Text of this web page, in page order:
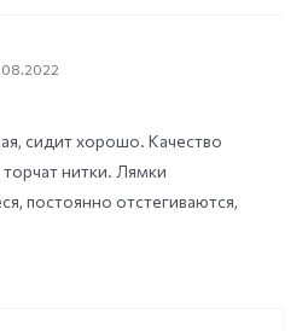
сидит хорошо. Качество
нитки. Лямки
постоянно отстегиваются,